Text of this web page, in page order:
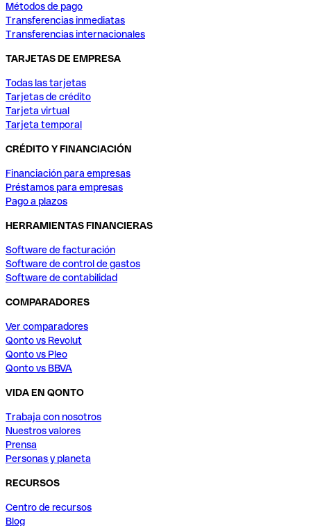
Métodos de pago
Transferencias inmediatas
Transferencias internacionales
TARJETAS DE EMPRESA
Todas las tarjetas
Tarjetas de crédito
Tarjeta virtual
Tarjeta temporal
CRÉDITO Y FINANCIACIÓN
Financiación para empresas
Préstamos para empresas
Pago a plazos
HERRAMIENTAS FINANCIERAS
Software de facturación
Software de control de gastos
Software de contabilidad
COMPARADORES
Ver comparadores
Qonto vs Revolut
Qonto vs Pleo
Qonto vs BBVA
VIDA EN QONTO
Trabaja con nosotros
Nuestros valores
Prensa
Personas y planeta
RECURSOS
Centro de recursos
Blog